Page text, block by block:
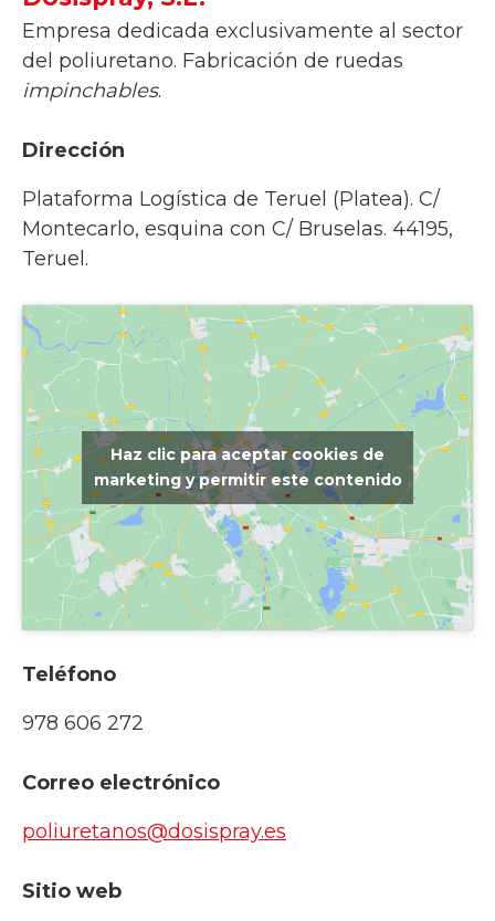
Empresa dedicada exclusivamente al sector
del poliuretano. Fabricación de ruedas
impinchables.
Dirección
Plataforma Logística de Teruel (Platea). C/
Montecarlo, esquina con C/ Bruselas. 44195,
Teruel.
Haz clic para aceptar cookies de
marketing y permitir este contenido
Teléfono
978 606 272
Correo electrónico
poliuretanos@dosispray.es
Sitio web